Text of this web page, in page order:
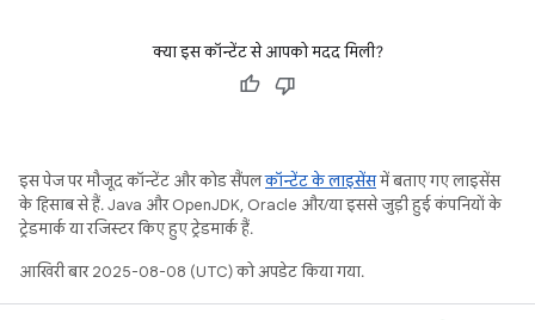
क्या इस कॉन्टेंट से आपको मदद मिली?
इस पेज पर मौजूद कॉन्टेंट और कोड सैंपलकॉन्टेंट के लाइसेंसमें बताए गए लाइसेंस
के हिसाब से हैं. Java और OpenJDK, Oracle और/या इससे जुड़ी हुई कंपनियों के
ट्रेडमार्क या रजिस्टर किए हुए ट्रेडमार्क हैं.
आखिरी बार 2025-08-08 (UTC) को अपडेट किया गया.